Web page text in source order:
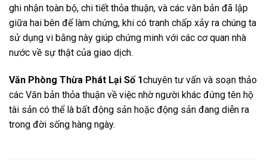
ghi nhận toàn bộ, chi tiết thỏa thuận, và các văn bản đã lập
giữa hai bên để làm chứng, khi có tranh chấp xảy ra chúng ta
sử dụng vi bằng này giúp chứng minh với các cơ quan nhà
nước về sự thật của giao dịch.
Văn Phòng Thừa Phát Lại Số 1chuyên tư vấn và soạn thảo
các Văn bản thỏa thuận về việc nhờ người khác đứng tên hộ
tài sản có thể là bất động sản hoặc động sản đang diễn ra
trong đời sống hàng ngày.